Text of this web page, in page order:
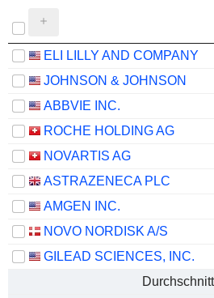
ELI LILLY AND COMPANY
JOHNSON & JOHNSON
ABBVIE INC.
ROCHE HOLDING AG
NOVARTIS AG
ASTRAZENECA PLC
AMGEN INC.
NOVO NORDISK A/S
GILEAD SCIENCES, INC.
Durchschnitt